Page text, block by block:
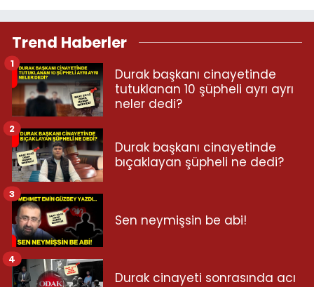
Trend Haberler
Durak başkanı cinayetinde
tutuklanan 10 şüpheli ayrı ayrı
neler dedi?
1
Durak başkanı cinayetinde
bıçaklayan şüpheli ne dedi?
2
Sen neymişsin be abi!
3
Durak cinayeti sonrasında acı
4